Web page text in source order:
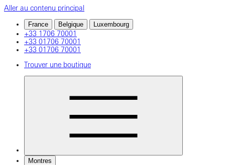
Aller au contenu principal
France Belgique Luxembourg
+33 1706 70001
+33 01706 70001
+33 01706 70001
Trouver une boutique
Montres